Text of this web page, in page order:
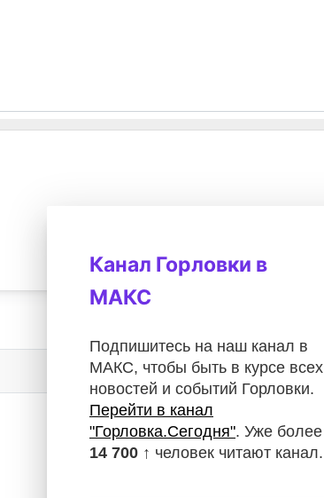
Канал Горловки в
МАКС
Подпишитесь на наш канал в
МАКС, чтобы быть в курсе всех
новостей и событий Горловки.
Перейти в канал
"Горловка.Сегодня". Уже более
14 700 ↑ человек читают канал.